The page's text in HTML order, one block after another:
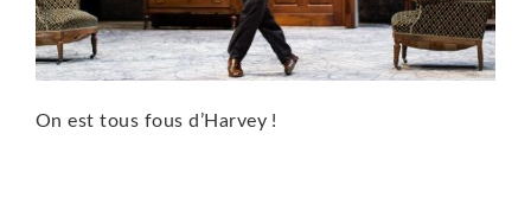
On est tous fous d’Harvey !